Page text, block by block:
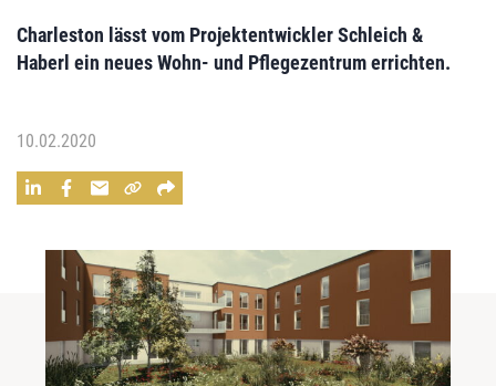
Charleston lässt vom Projektentwickler Schleich &
Haberl ein neues Wohn- und Pflegezentrum errichten.
10.02.2020